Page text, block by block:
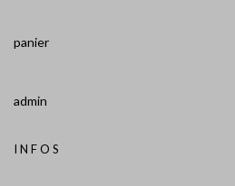
panier
admin
INFOS